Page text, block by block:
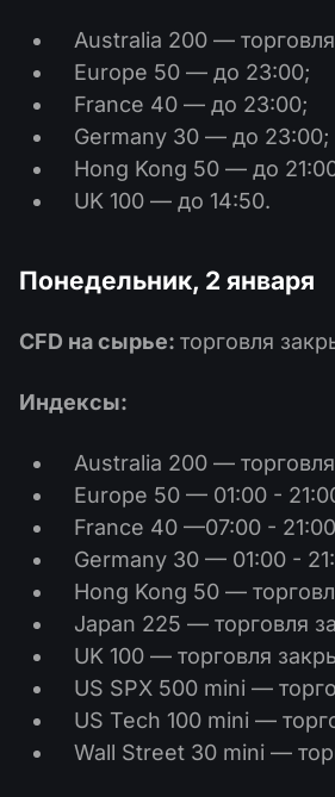
Australia 200 —
Europe 50 — до 23:00;
France 40 — до 23:00;
Germany 30 — до 23:00;
Hong Kong 50 — до
UK 100 — до 14:50.
Понедельник, 2 января
CFD на сырье: торговля
Индексы:
Australia 200 —
Europe 50 — 01:00 -
France 40 —07:00 -
Germany 30 — 01:00 -
Hong Kong 50 —
Japan 225 — торговля
UK 100 — торговля
US SPX 500 mini —
US Tech 100 mini —
Wall Street 30 mini —